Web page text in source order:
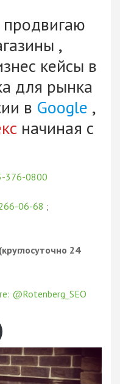
,
кейсы в
для рынка
в Google ,
начиная с
376-0800
06-68 ;
(круглосуточно 24
@Rotenberg_SEO